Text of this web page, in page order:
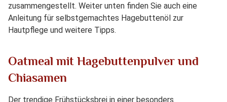
zusammengestellt. Weiter unten finden Sie auch eine
Anleitung für selbstgemachtes Hagebuttenöl zur
Hautpflege und weitere Tipps.
Oatmeal mit Hagebuttenpulver und
Chiasamen
Der trendige Frühstücksbrei in einer besonders